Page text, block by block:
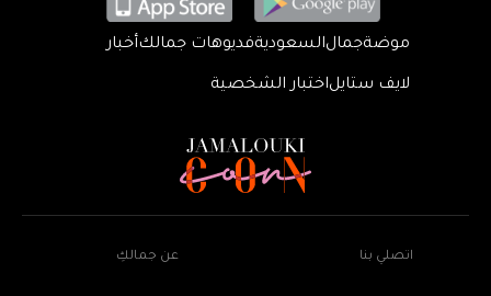
موضةجمالالسعوديةفديوهات جمالكأخبار
لايف ستايلاختبار الشخصية
اتصلي بنا عن جمالكِ